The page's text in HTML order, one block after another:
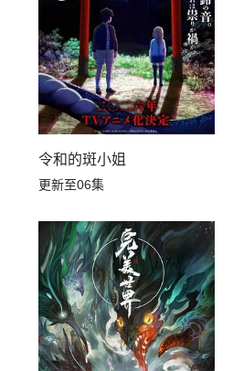
第08集
第02集
令和的斑小姐
更新至06集